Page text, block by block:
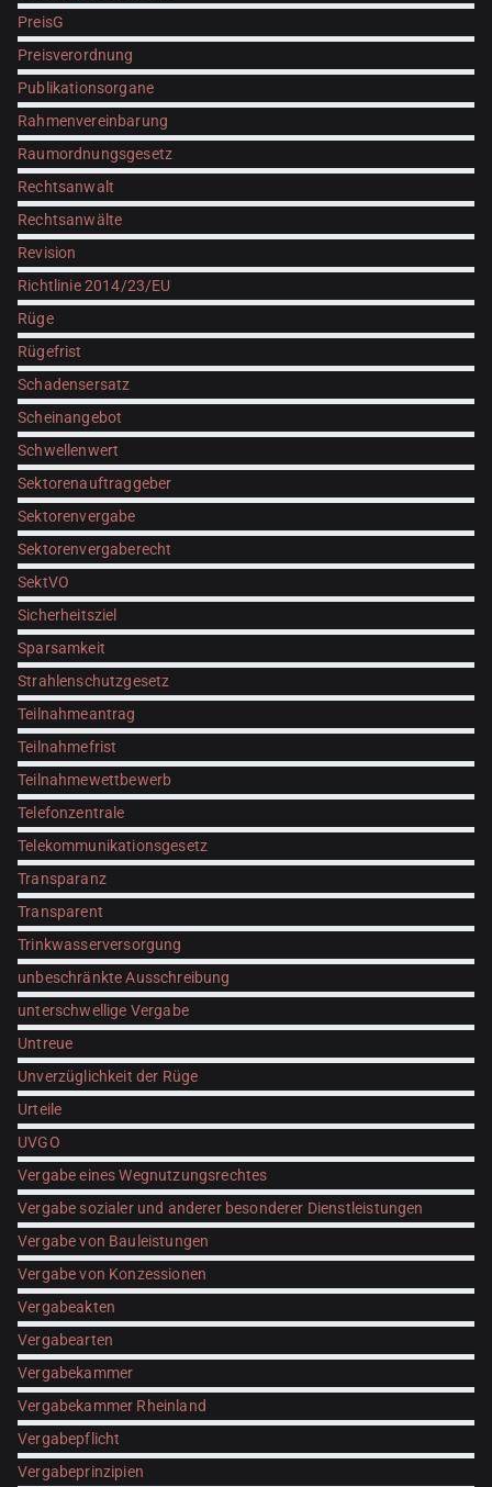
PreisG
Preisverordnung
Publikationsorgane
Rahmenvereinbarung
Raumordnungsgesetz
Rechtsanwalt
Rechtsanwälte
Revision
Richtlinie 2014/23/EU
Rüge
Rügefrist
Schadensersatz
Scheinangebot
Schwellenwert
Sektorenauftraggeber
Sektorenvergabe
Sektorenvergaberecht
SektVO
Sicherheitsziel
Sparsamkeit
Strahlenschutzgesetz
Teilnahmeantrag
Teilnahmefrist
Teilnahmewettbewerb
Telefonzentrale
Telekommunikationsgesetz
Transparanz
Transparent
Trinkwasserversorgung
unbeschränkte Ausschreibung
unterschwellige Vergabe
Untreue
Unverzüglichkeit der Rüge
Urteile
UVGO
Vergabe eines Wegnutzungsrechtes
Vergabe sozialer und anderer besonderer Dienstleistungen
Vergabe von Bauleistungen
Vergabe von Konzessionen
Vergabeakten
Vergabearten
Vergabekammer
Vergabekammer Rheinland
Vergabepflicht
Vergabeprinzipien